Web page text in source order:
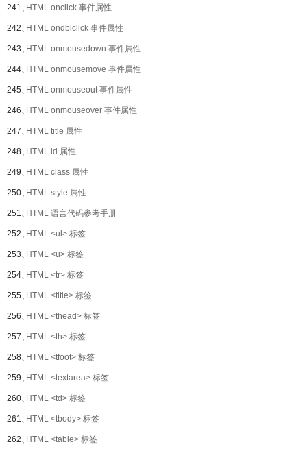
241、HTML onclick 事件属性
242、HTML ondblclick 事件属性
243、HTML onmousedown 事件属性
244、HTML onmousemove 事件属性
245、HTML onmouseout 事件属性
246、HTML onmouseover 事件属性
247、HTML title 属性
248、HTML id 属性
249、HTML class 属性
250、HTML style 属性
251、HTML 语言代码参考手册
252、HTML <ul> 标签
253、HTML <u> 标签
254、HTML <tr> 标签
255、HTML <title> 标签
256、HTML <thead> 标签
257、HTML <th> 标签
258、HTML <tfoot> 标签
259、HTML <textarea> 标签
260、HTML <td> 标签
261、HTML <tbody> 标签
262、HTML <table> 标签